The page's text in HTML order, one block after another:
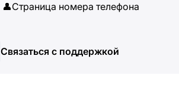
👤Страница номера телефона
Связаться с поддержкой